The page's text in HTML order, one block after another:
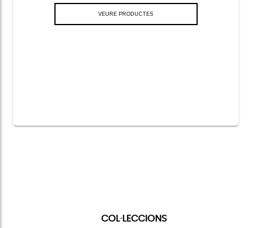
COL·LECCIONS